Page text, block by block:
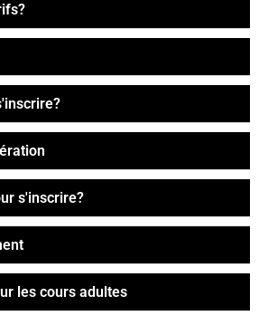
s'inscrire?
les cours adultes